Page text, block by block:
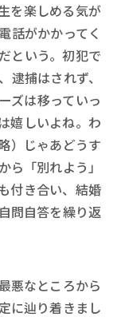
を楽しめる気が
話がかかってく
という。初犯で
逮捕はされず、
ズは移っていっ
嬉しいよね。わ
）じゃあどうす
ら「別れよう」
付き合い、結婚
問自答を繰り返
悪なところから
に辿り着きまし